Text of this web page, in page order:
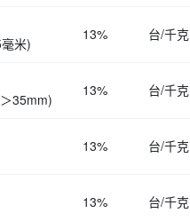
米)
13% 台/千克
35mm)
13% 台/千克
13% 台/千克
13% 台/千克